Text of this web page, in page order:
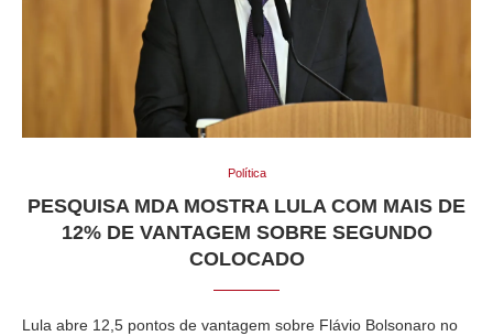
Política
PESQUISA MDA MOSTRA LULA COM MAIS DE
12% DE VANTAGEM SOBRE SEGUNDO
COLOCADO
Lula abre 12,5 pontos de vantagem sobre Flávio Bolsonaro no